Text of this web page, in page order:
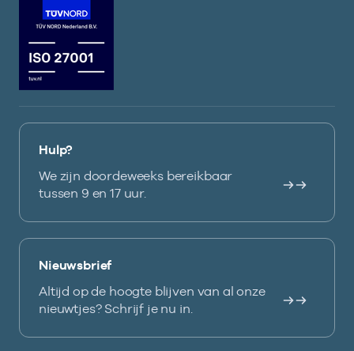
Hulp?
We zijn doordeweeks bereikbaar
tussen 9 en 17 uur.
Nieuwsbrief
Altijd op de hoogte blijven van al onze
nieuwtjes? Schrijf je nu in.